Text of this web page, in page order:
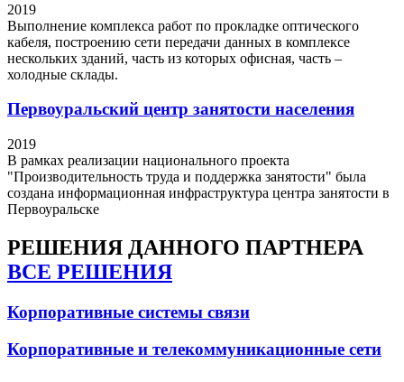
2019
Выполнение комплекса работ по прокладке оптического
кабеля, построению сети передачи данных в комплексе
нескольких зданий, часть из которых офисная, часть –
холодные склады.
Первоуральский центр занятости населения
2019
В рамках реализации национального проекта
"Производительность труда и поддержка занятости" была
создана информационная инфраструктура центра занятости в
Первоуральске
РЕШЕНИЯ ДАННОГО ПАРТНЕРА
ВСЕ РЕШЕНИЯ
Корпоративные системы связи
Корпоративные и телекоммуникационные сети